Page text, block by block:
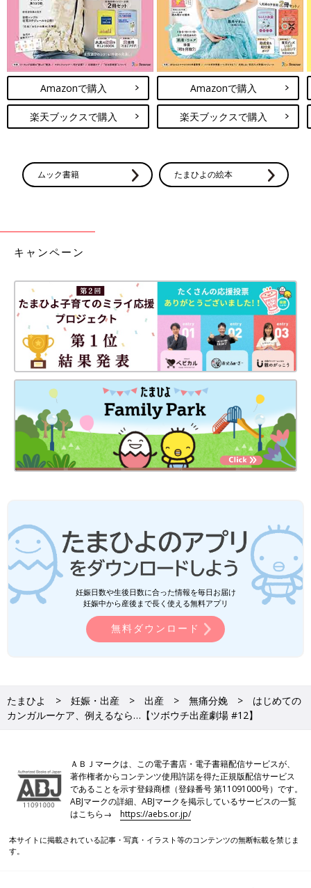
Amazonで購入
楽天ブックスで購入
Amazonで購入
楽天ブックスで購入
ムック書籍 たまひよの絵本
キャンペーン
妊娠日数や生後日数に合った情報を毎日お届け
妊娠中から産後まで長く使える無料アプリ
無料ダウンロード
たまひよ 妊娠・出産 出産 無痛分娩
はじめての
カンガルーケア、例えるなら…【ツボウチ出産劇場 #12】
ＡＢＪマークは、この電子書店・電子書籍配信サービスが、
著作権者からコンテンツ使用許諾を得た正規版配信サービス
であることを示す登録商標（登録番号 第11091000号）です。
ABJマークの詳細、ABJマークを掲示しているサービスの一覧
はこちら→https://aebs.or.jp/
本サイトに掲載されている記事・写真・イラスト等のコンテンツの無断転載を禁じま
す。